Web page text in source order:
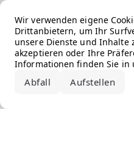
Wir verwenden eigene
Drittanbietern, um Ihr
unsere Dienste und Inhalte
akzeptieren oder Ihre
Informationen finden Sie in
Abfall Aufstellen
Error